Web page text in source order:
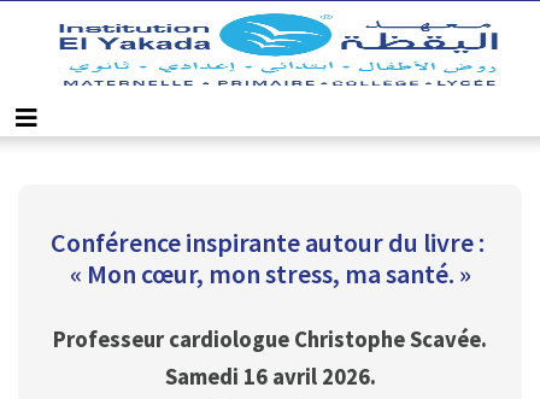
Conférence inspirante autour du livre :
« Mon cœur, mon stress, ma santé. »
Professeur cardiologue Christophe Scavée.
Samedi 16 avril 2026.